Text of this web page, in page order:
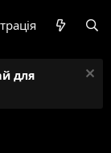
для